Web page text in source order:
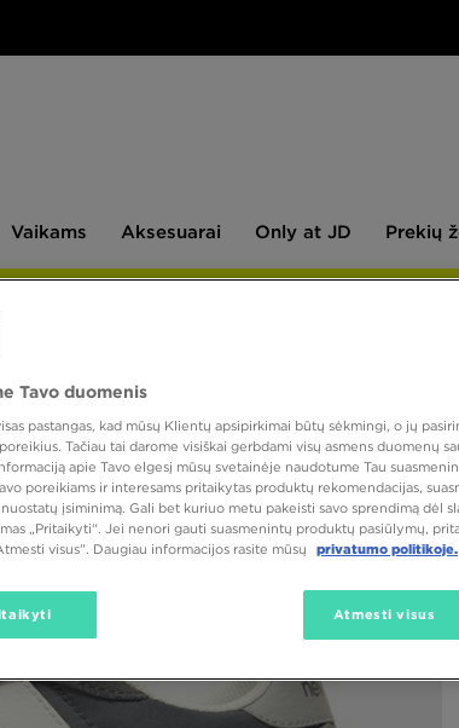
Vaikams Aksesuarai
JD
Only at JD
ženklai
Prekių
NAUJIENLAIŠKIS
Tavo duomenis
pastangas, kad mūsų Klientų apsipirkimai būtų sėkmingi, o jų
Tačiau tai darome visiškai gerbdami visų asmens duomenų
apie Tavo elgesį mūsų svetainėje naudotume Tau
poreikiams ir interesams pritaikytas produktų rekomendacijas,
įsiminimą. Gali bet kuriuo metu pakeisti savo sprendimą dėl
„Pritaikyti“. Jei nenori gauti suasmenintų produktų pasiūlymų,
visus”. Daugiau informacijos rasite mūsų
privatumo politikoje.
Atmesti visus